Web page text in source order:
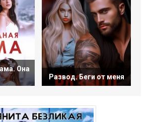
Она
Развод. Беги от меня